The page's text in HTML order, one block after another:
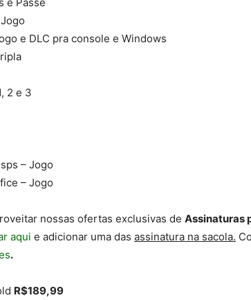
e DLC pra console e Windows
2 e 3
– Jogo
– Jogo
nossas ofertas exclusivas de Assinaturas
aqui e adicionar uma das assinatura na sacola.
.
R$189,99